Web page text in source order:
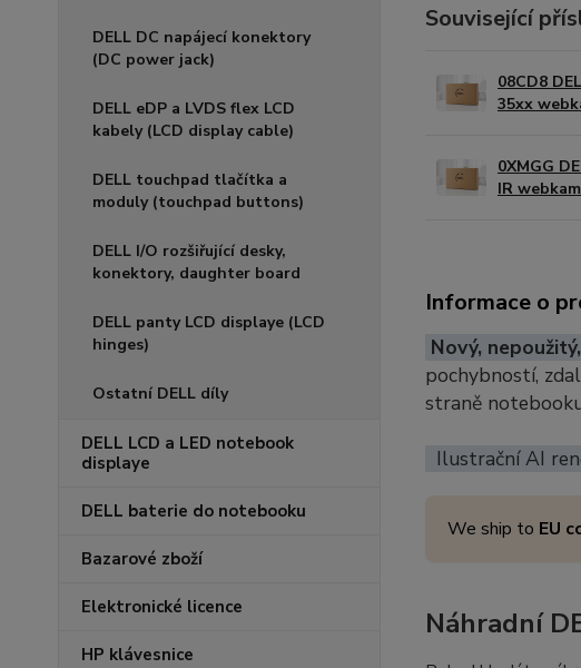
DELL DC napájecí konektory
(DC power jack)
DELL eDP a LVDS flex LCD
kabely (LCD display cable)
DELL touchpad tlačítka a
moduly (touchpad buttons)
DELL I/O rozšiřující desky,
konektory, daughter board
DELL panty LCD displaye (LCD
hinges)
Ostatní DELL díly
DELL LCD a LED notebook
displaye
DELL baterie do notebooku
Bazarové zboží
Elektronické licence
HP klávesnice
Související
08CD8
35xx
0XMGG
IR
Informace o
Nový,
pochybností,
straně
Ilustrační AI
We ship to EU
Náhradní